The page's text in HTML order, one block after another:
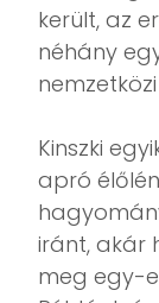
került, az
néhány
Kinszki
apró
iránt, akár
meg egy-